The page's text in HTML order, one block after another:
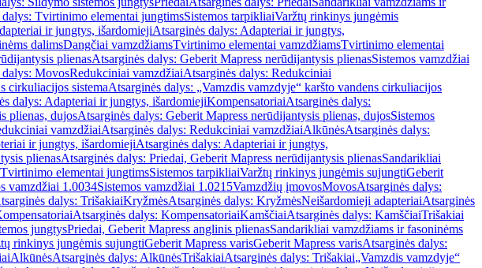
dalys: Tvirtinimo elementai jungtimsSistemos tarpikliaiVaržtų rinkinys jungėmis
ir jungtys, išardomiejiAtsarginės dalys: Adapteriai ir jungtys,
dalimsDangčiai vamzdžiamsTvirtinimo elementai vamzdžiamsTvirtinimo elementai
plienasAtsarginės dalys: Geberit Mapress nerūdijantysis plienasSistemos vamzdžiai
dalys: MovosRedukciniai vamzdžiaiAtsarginės dalys: Redukciniai
cirkuliacijos sistemaAtsarginės dalys: „Vamzdis vamzdyje“ karšto vandens cirkuliacijos
dalys: Adapteriai ir jungtys, išardomiejiKompensatoriaiAtsarginės dalys:
plienas, dujosAtsarginės dalys: Geberit Mapress nerūdijantysis plienas, dujosSistemos
vamzdžiaiAtsarginės dalys: Redukciniai vamzdžiaiAlkūnėsAtsarginės dalys:
ir jungtys, išardomiejiAtsarginės dalys: Adapteriai ir jungtys,
plienasAtsarginės dalys: Priedai, Geberit Mapress nerūdijantysis plienasSandarikliai
elementai jungtimsSistemos tarpikliaiVaržtų rinkinys jungėmis sujungtiGeberit
vamzdžiai 1.0034Sistemos vamzdžiai 1.0215Vamzdžių įmovosMovosAtsarginės dalys:
dalys: TrišakiaiKryžmėsAtsarginės dalys: KryžmėsNeišardomieji adapteriaiAtsarginės
Atsarginės dalys: KompensatoriaiKamščiaiAtsarginės dalys: KamščiaiTrišakiai
jungtysPriedai, Geberit Mapress anglinis plienasSandarikliai vamzdžiams ir fasoninėms
rinkinys jungėmis sujungtiGeberit Mapress varisGeberit Mapress varisAtsarginės dalys:
AlkūnėsAtsarginės dalys: AlkūnėsTrišakiaiAtsarginės dalys: Trišakiai„Vamzdis vamzdyje“